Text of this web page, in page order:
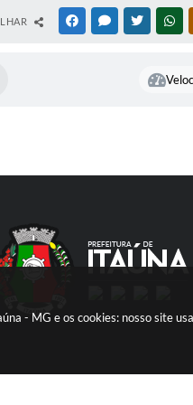
- MG e os cookies: nosso site
FACEBOOKMESSENGER
TWITTER